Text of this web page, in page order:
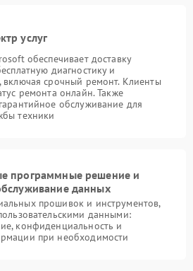
услуг
обеспечивает доставку
диагностику и
включая срочный ремонт. Клиенты
ремонта онлайн. Также
обслуживание для
техники
программные решение и
данных
прошивок и инструментов,
данными:
конфиденциальность и
при необходимости